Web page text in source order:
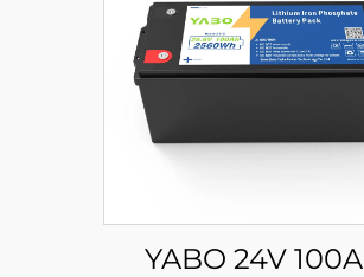
YABO 24V